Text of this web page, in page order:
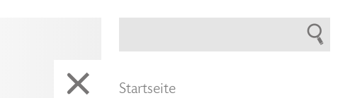
Startseite